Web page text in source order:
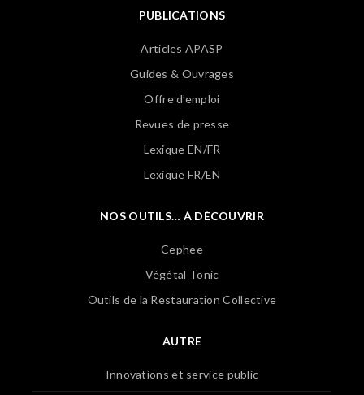
PUBLICATIONS
Articles APASP
Guides & Ouvrages
Offre d’emploi
Revues de presse
Lexique EN/FR
Lexique FR/EN
NOS OUTILS… À DÉCOUVRIR
Cephee
Végétal Tonic
Outils de la Restauration Collective
AUTRE
Innovations et service public